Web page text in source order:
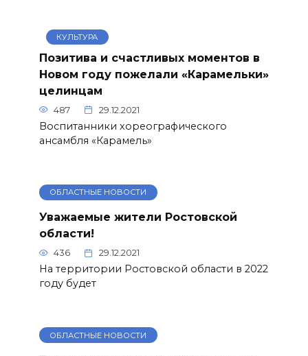
КУЛЬТУРА
Позитива и счастливых моментов в
Новом году пожелали «Карамельки»
целинцам
487 29.12.2021
Воспитанники хореографического
ансамбля «Карамель»
ОБЛАСТНЫЕ НОВОСТИ
Уважаемые жители Ростовской
области!
436 29.12.2021
На территории Ростовской области в 2022
году будет
ОБЛАСТНЫЕ НОВОСТИ